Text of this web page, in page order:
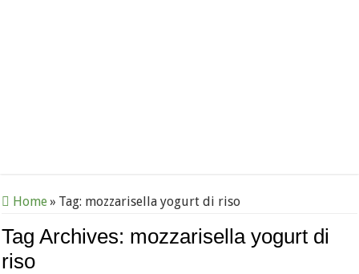
Home» Tag: mozzarisella yogurt di riso
Tag Archives: mozzarisella yogurt di
riso